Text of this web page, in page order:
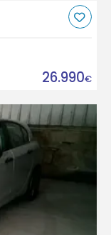
26.990€